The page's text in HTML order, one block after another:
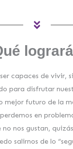
capaces de vivir,
para disfrutar
mejor futuro de la
en
nos gustan,
salirnos de lo